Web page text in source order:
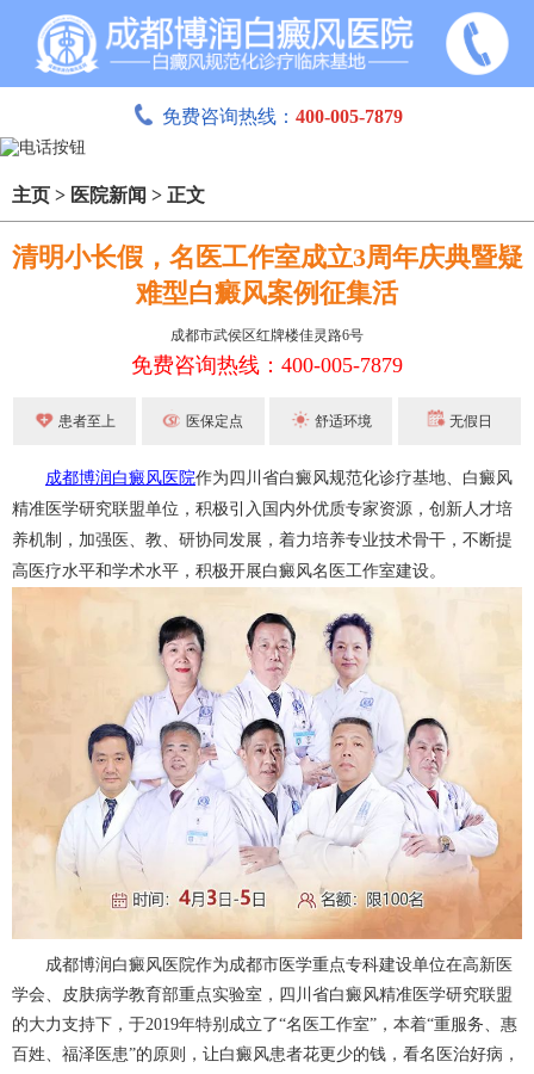
免费咨询热线： 400-005-7879
主页 > 医院新闻 > 正文
清明小长假，名医工作室成立3周年庆典暨疑
难型白癜风案例征集活
成都市武侯区红牌楼佳灵路6号
免费咨询热线：400-005-7879
患者至上 医保定点 舒适环境 无假日
成都博润白癜风医院作为四川省白癜风规范化诊疗基地、白癜风
精准医学研究联盟单位，积极引入国内外优质专家资源，创新人才培
养机制，加强医、教、研协同发展，着力培养专业技术骨干，不断提
高医疗水平和学术水平，积极开展白癜风名医工作室建设。
成都博润白癜风医院作为成都市医学重点专科建设单位在高新医
学会、皮肤病学教育部重点实验室，四川省白癜风精准医学研究联盟
的大力支持下，于2019年特别成立了“名医工作室”，本着“重服务、惠
百姓、福泽医患”的原则，让白癜风患者花更少的钱，看名医治好病，